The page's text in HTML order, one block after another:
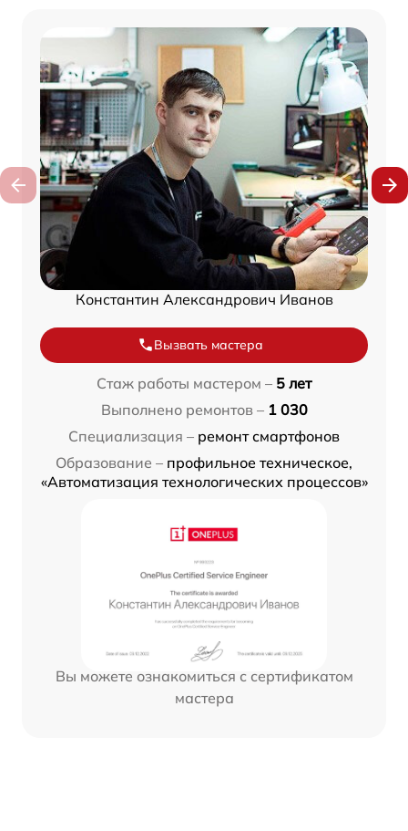
Константин Александрович Иванов
Вызвать мастера
Стаж работы мастером – 5 лет
Выполнено ремонтов – 1 030
Специализация – ремонт смартфонов
Образование – профильное техническое,
«Автоматизация технологических процессов»
Вы можете ознакомиться с сертификатом
мастера